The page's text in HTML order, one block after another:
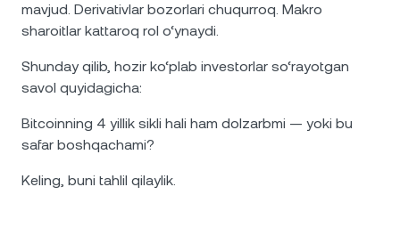
EURC EURC
Barcha aktivlarni ko‘rib chiqing
mavjud. Derivativlar bozorlari chuqurroq. Makro
sharoitlar kattaroq rol o‘ynaydi.
Shunday qilib, hozir ko‘plab investorlar so‘rayotgan
savol quyidagicha:
Bitcoinning 4 yillik sikli hali ham dolzarbmi — yoki bu
safar boshqachami?
Keling, buni tahlil qilaylik.